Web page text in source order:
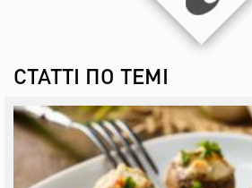
СТАТТІ ПО ТЕМІ